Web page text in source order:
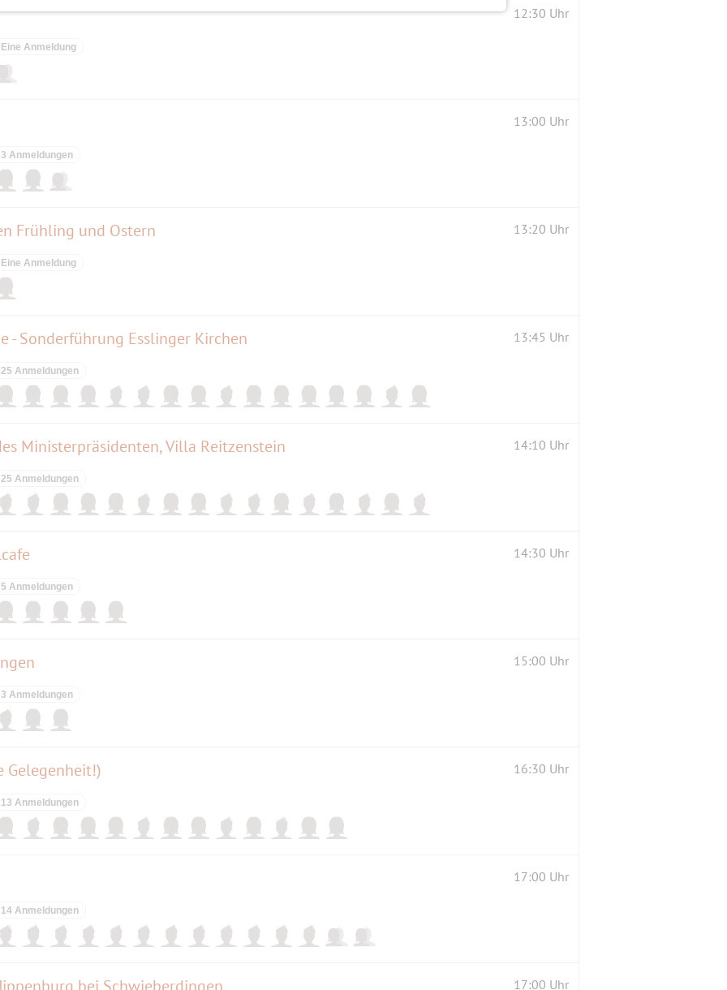
12:30 Uhr
Eine Anmeldung
13:00 Uhr
3 Anmeldungen
Frühling und Ostern 13:20 Uhr
Eine Anmeldung
- Sonderführung Esslinger Kirchen 13:45 Uhr
25 Anmeldungen
Ministerpräsidenten, Villa Reitzenstein 14:10 Uhr
25 Anmeldungen
14:30 Uhr
5 Anmeldungen
15:00 Uhr
3 Anmeldungen
Gelegenheit!) 16:30 Uhr
13 Anmeldungen
17:00 Uhr
14 Anmeldungen
bei Schwieberdingen 17:00 Uhr